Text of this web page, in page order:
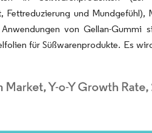
und Mundgefühl),
von Gellan-Gummi
für Süßwarenprodukte. Es